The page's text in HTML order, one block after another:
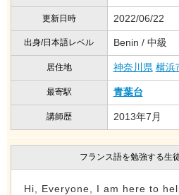
更新日時 2022/06/22
出身/日本語レベル Benin / 中級
居住地 神奈川県 横浜
最寄駅 青葉台
講師歴 2013年7月
フランス語を勉強する生
Hi, Everyone, I am here to